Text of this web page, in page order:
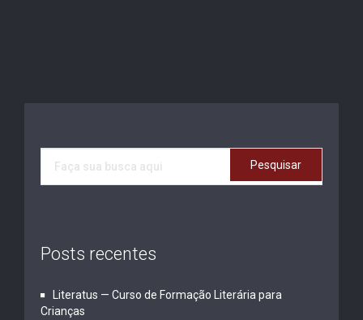
Posts recentes
Literatus — Curso de Formação Literária para
Crianças